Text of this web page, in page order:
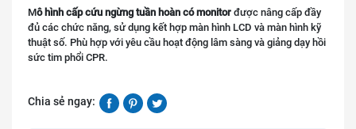
Mô hình cấp cứu ngừng tuần hoàn có monitor được nâng cấp đầy
đủ các chức năng, sử dụng kết hợp màn hình LCD và màn hình kỹ
thuật số. Phù hợp với yêu cầu hoạt động lâm sàng và giảng dạy hồi
sức tim phổi CPR.
Chia sẻ ngay: